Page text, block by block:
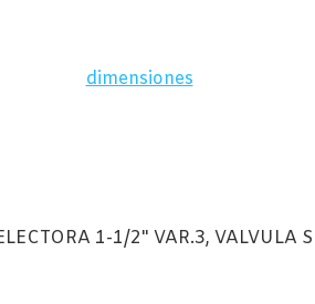
dimensiones
1-1/2" VAR.3, VALVULA